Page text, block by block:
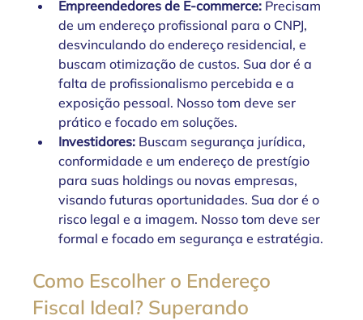
Empreendedores de E-commerce: Precisam
de um endereço profissional para o CNPJ,
desvinculando do endereço residencial, e
buscam otimização de custos. Sua dor é a
falta de profissionalismo percebida e a
exposição pessoal. Nosso tom deve ser
prático e focado em soluções.
Investidores: Buscam segurança jurídica,
conformidade e um endereço de prestígio
para suas holdings ou novas empresas,
visando futuras oportunidades. Sua dor é o
risco legal e a imagem. Nosso tom deve ser
formal e focado em segurança e estratégia.
Como Escolher o Endereço
Fiscal Ideal? Superando